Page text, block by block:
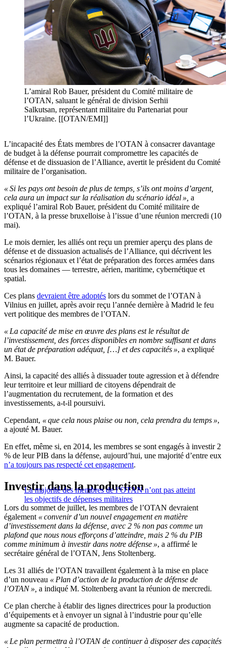
L’amiral Rob Bauer, président du Comité militaire de
l’OTAN, saluant le général de division Serhii
Salkutsan, représentant militaire du Partenariat pour
l’Ukraine. [[OTAN/EMI]]
L’incapacité des États membres de l’OTAN à consacrer davantage
de budget à la défense pourrait compromettre les capacités de
défense et de dissuasion de l’Alliance, avertit le président du Comité
militaire de l’organisation.
« Si les pays ont besoin de plus de temps, s’ils ont moins d’argent,
cela aura un impact sur la réalisation du scénario idéal », a
expliqué l’amiral Rob Bauer, président du Comité militaire de
l’OTAN, à la presse bruxelloise à l’issue d’une réunion mercredi (10
mai).
Le mois dernier, les alliés ont reçu un premier aperçu des plans de
défense et de dissuasion actualisés de l’Alliance, qui décrivent les
scénarios régionaux et l’état de préparation des forces armées dans
tous les domaines — terrestre, aérien, maritime, cybernétique et
spatial.
Ces plans devraient être adoptés lors du sommet de l’OTAN à
Vilnius en juillet, après avoir reçu l’année dernière à Madrid le feu
vert politique des membres de l’OTAN.
« La capacité de mise en œuvre des plans est le résultat de
l’investissement, des forces disponibles en nombre suffisant et dans
un état de préparation adéquat, […] et des capacités », a expliqué
M. Bauer.
Ainsi, la capacité des alliés à dissuader toute agression et à défendre
leur territoire et leur milliard de citoyens dépendrait de
l’augmentation du recrutement, de la formation et des
investissements, a-t-il poursuivi.
Cependant, « que cela nous plaise ou non, cela prendra du temps »,
a ajouté M. Bauer.
En effet, même si, en 2014, les membres se sont engagés à investir 2
% de leur PIB dans la défense, aujourd’hui, une majorité d’entre eux
n’a toujours pas respecté cet engagement.
La majorité des membres de l’OTAN n’ont pas atteint
les objectifs de dépenses militaires
Investir dans la production
Lors du sommet de juillet, les membres de l’OTAN devraient
également « convenir d’un nouvel engagement en matière
d’investissement dans la défense, avec 2 % non pas comme un
plafond que nous nous efforçons d’atteindre, mais 2 % du PIB
comme minimum à investir dans notre défense », a affirmé le
secrétaire général de l’OTAN, Jens Stoltenberg.
Les 31 alliés de l’OTAN travaillent également à la mise en place
d’un nouveau « Plan d’action de la production de défense de
l’OTAN », a indiqué M. Stoltenberg avant la réunion de mercredi.
Ce plan cherche à établir des lignes directrices pour la production
d’équipements et à envoyer un signal à l’industrie pour qu’elle
augmente sa capacité de production.
« Le plan permettra à l’OTAN de continuer à disposer des capacités